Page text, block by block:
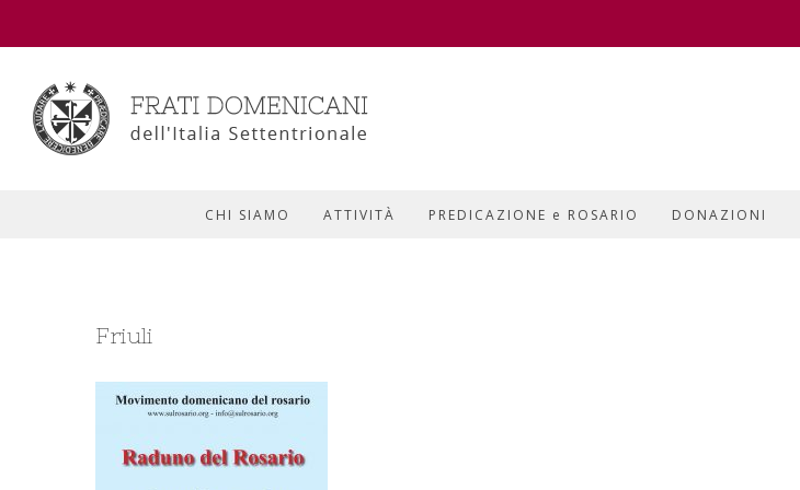
CHI SIAMO ATTIVITÀ PREDICAZIONE e ROSARIO DONAZIONI
Friuli